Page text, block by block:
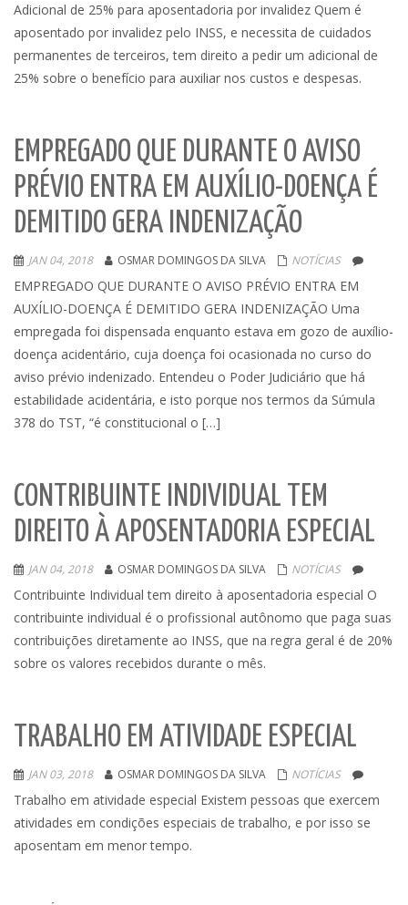
Adicional de 25% para aposentadoria por invalidez Quem é
aposentado por invalidez pelo INSS, e necessita de cuidados
permanentes de terceiros, tem direito a pedir um adicional de
25% sobre o benefício para auxiliar nos custos e despesas.
EMPREGADO QUE DURANTE O AVISO
PRÉVIO ENTRA EM AUXÍLIO-DOENÇA É
DEMITIDO GERA INDENIZAÇÃO
JAN 04, 2018 OSMAR DOMINGOS DA SILVA NOTÍCIAS
EMPREGADO QUE DURANTE O AVISO PRÉVIO ENTRA EM
AUXÍLIO-DOENÇA É DEMITIDO GERA INDENIZAÇÃO Uma
empregada foi dispensada enquanto estava em gozo de auxílio-
doença acidentário, cuja doença foi ocasionada no curso do
aviso prévio indenizado. Entendeu o Poder Judiciário que há
estabilidade acidentária, e isto porque nos termos da Súmula
378 do TST, “é constitucional o […]
CONTRIBUINTE INDIVIDUAL TEM
DIREITO À APOSENTADORIA ESPECIAL
JAN 04, 2018 OSMAR DOMINGOS DA SILVA NOTÍCIAS
Contribuinte Individual tem direito à aposentadoria especial O
contribuinte individual é o profissional autônomo que paga suas
contribuições diretamente ao INSS, que na regra geral é de 20%
sobre os valores recebidos durante o mês.
TRABALHO EM ATIVIDADE ESPECIAL
JAN 03, 2018 OSMAR DOMINGOS DA SILVA NOTÍCIAS
Trabalho em atividade especial Existem pessoas que exercem
atividades em condições especiais de trabalho, e por isso se
aposentam em menor tempo.